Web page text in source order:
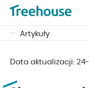
Artykuły
Data aktualizacji: